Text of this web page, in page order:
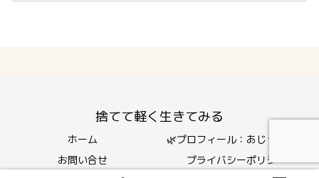
捨てて軽く生きてみる
ホーム
🌿プロフィール：あじっちです
お問い合せ
プライバシーポリシー